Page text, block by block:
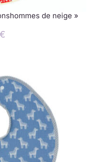
de neige »
€